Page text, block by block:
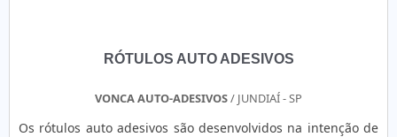
RÓTULOS AUTO ADESIVOS
VONCA AUTO-ADESIVOS/ JUNDIAÍ - SP
Os rótulos auto adesivos são desenvolvidos na intenção de